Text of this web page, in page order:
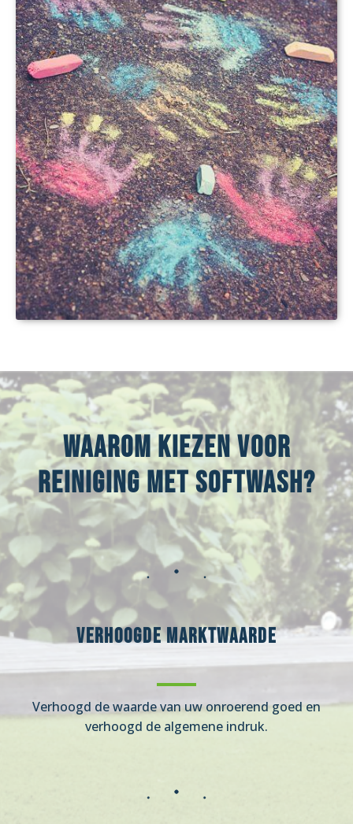
Waarom kiezen voor
reiniging met Softwash?
Verhoogde marktwaarde
Verhoogd de waarde van uw onroerend goed en
verhoogd de algemene indruk.